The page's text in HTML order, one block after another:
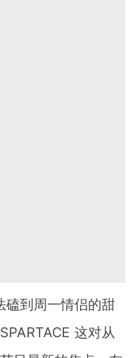
磕到周一情侣的甜
这对从